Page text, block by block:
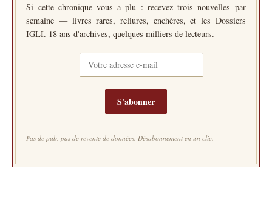
Si cette chronique vous a plu : recevez trois nouvelles par
semaine — livres rares, reliures, enchères, et les Dossiers
IGLI. 18 ans d'archives, quelques milliers de lecteurs.
S'abonner
Pas de pub, pas de revente de données. Désabonnement en un clic.